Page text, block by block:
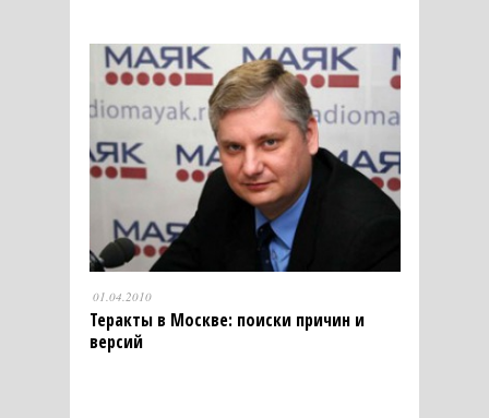
01.04.2010
Теракты в Москве: поиски причин и
версий